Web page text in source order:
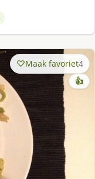
Maak favoriet4
👍